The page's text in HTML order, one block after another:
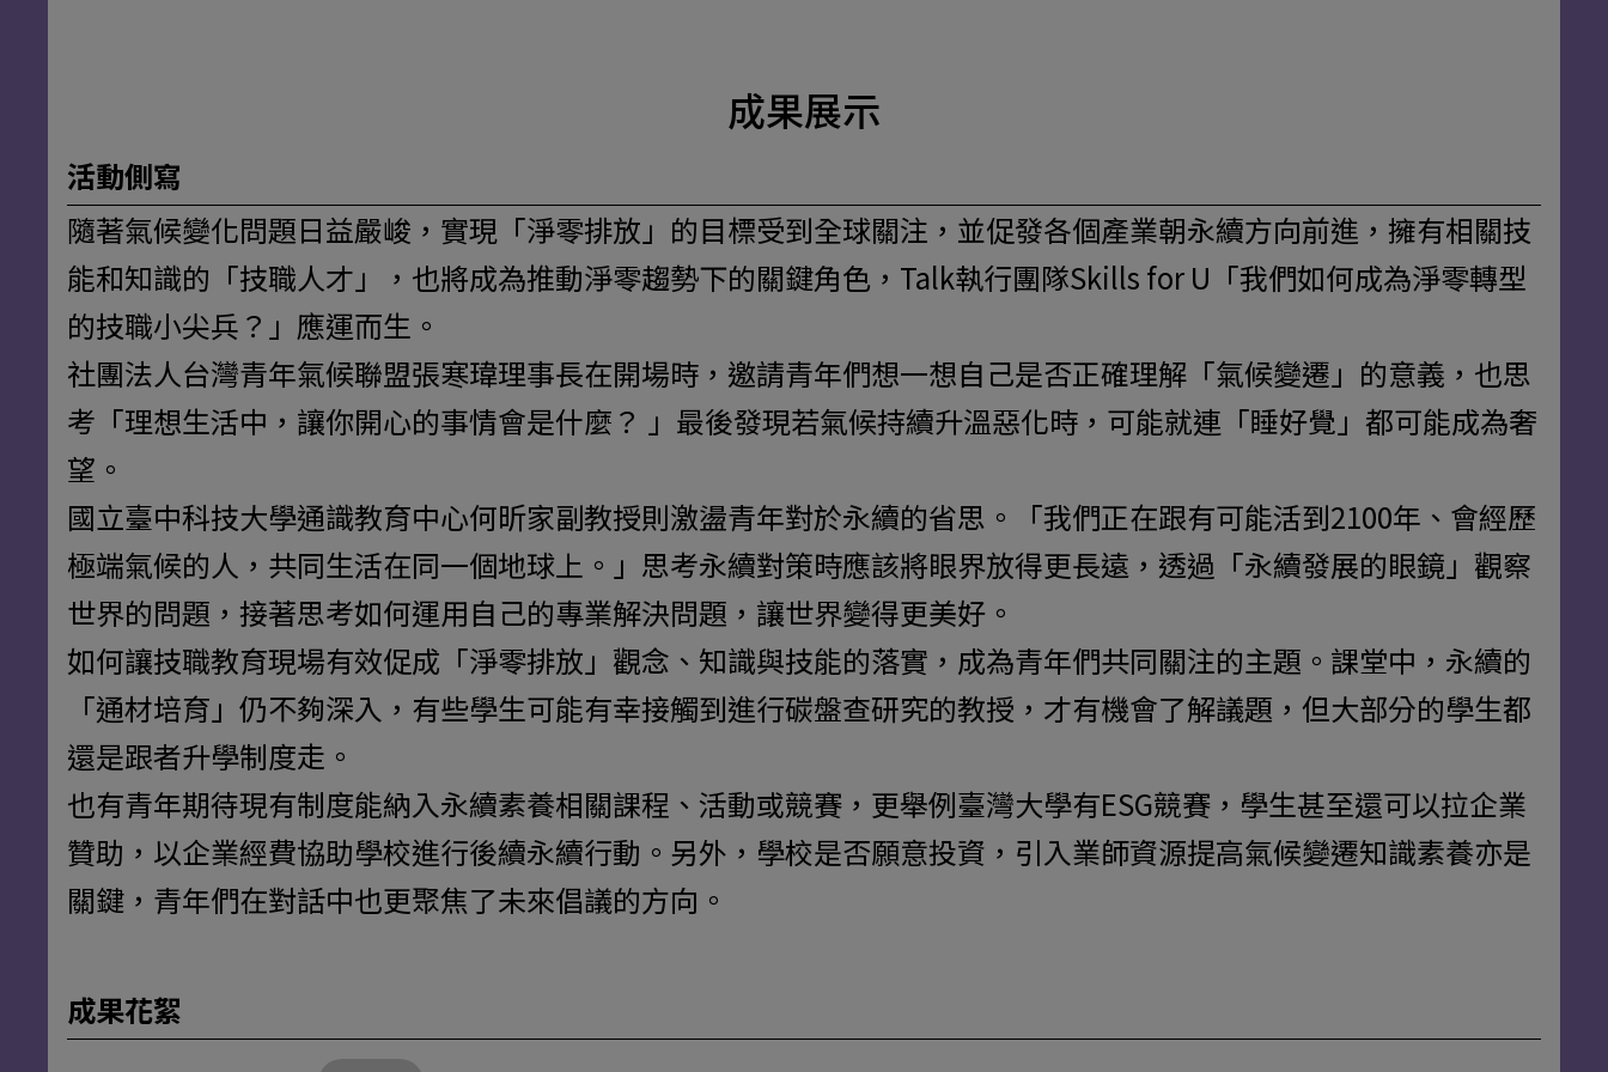
成果展示
活動側寫
隨著氣候變化問題日益嚴峻，實現「淨零排放」的目標受到全球關注，並促發各個產業朝永續方向前進，擁有相關技
能和知識的「技職人才」，也將成為推動淨零趨勢下的關鍵角色，Talk執行團隊Skills for U「我們如何成為淨零轉型
的技職小尖兵？」應運而生。
社團法人台灣青年氣候聯盟張寒瑋理事長在開場時，邀請青年們想一想自己是否正確理解「氣候變遷」的意義，也思
考「理想生活中，讓你開心的事情會是什麼？ 」最後發現若氣候持續升溫惡化時，可能就連「睡好覺」都可能成為奢
望。
國立臺中科技大學通識教育中心何昕家副教授則激盪青年對於永續的省思。「我們正在跟有可能活到2100年、會經歷
極端氣候的人，共同生活在同一個地球上。」思考永續對策時應該將眼界放得更長遠，透過「永續發展的眼鏡」觀察
世界的問題，接著思考如何運用自己的專業解決問題，讓世界變得更美好。
如何讓技職教育現場有效促成「淨零排放」觀念、知識與技能的落實，成為青年們共同關注的主題。課堂中，永續的
「通材培育」仍不夠深入，有些學生可能有幸接觸到進行碳盤查研究的教授，才有機會了解議題，但大部分的學生都
還是跟者升學制度走。
也有青年期待現有制度能納入永續素養相關課程、活動或競賽，更舉例臺灣大學有ESG競賽，學生甚至還可以拉企業
贊助，以企業經費協助學校進行後續永續行動。另外，學校是否願意投資，引入業師資源提高氣候變遷知識素養亦是
關鍵，青年們在對話中也更聚焦了未來倡議的方向。
成果花絮